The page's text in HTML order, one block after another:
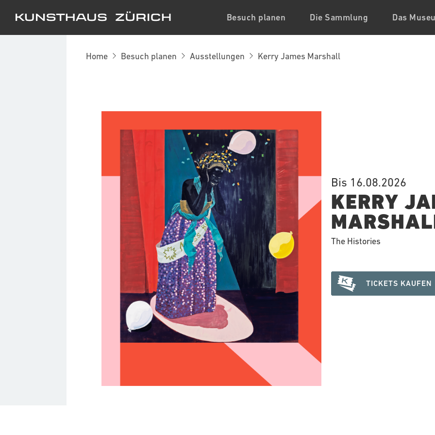
Besuch planen Die Sammlung Das
Home Besuch planen Ausstellungen Kerry James Marshall
Bis 16.08.2026
KERRY
The Histories
TICKETS KAUFEN